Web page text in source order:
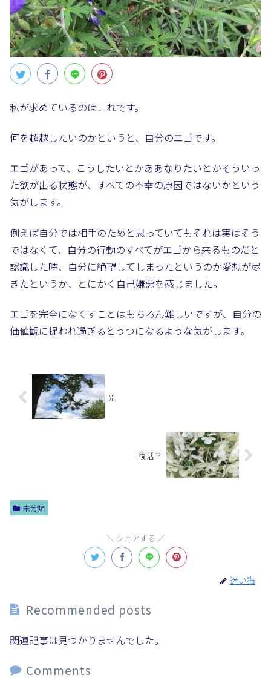
私が求めているのはこれです。
何を超越したいのかというと、自分のエゴです。
エゴがあって、こうしたいとかああなりたいとかそういっ
た欲が出る状態が、すべての不幸の原因ではないかという
気がします。
例えば自分では相手のためと思っていてもそれは実はそう
ではなくて、自分の行動のすべてがエゴから来るものだと
認識した時、自分に絶望してしまったというのか愛想が尽
きたというか、とにかく自己嫌悪を感じました。
エゴを完全になくすことはもちろん難しいですが、自分の
価値観に捉われ過ぎるとうつになるような気がします。
別
復活？
未分類
シェアする
迷い猫
Recommended posts
関連記事は見つかりませんでした。
Comments